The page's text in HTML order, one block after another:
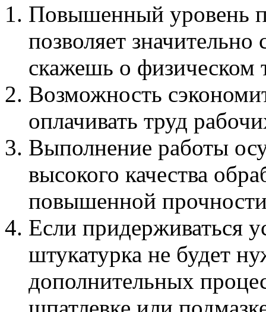
Повышенный уровень
позволяет
скажешь о физическом
Возможность
оплачивать труд
Выполнение работы
высокого качества
повышенной
Если придерживаться
штукатурка не будет
дополнительных